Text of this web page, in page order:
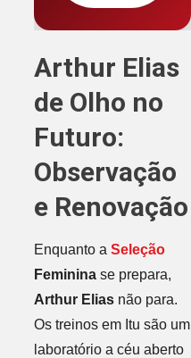
Arthur Elias
de Olho no
Futuro:
Observação
e Renovação
Enquanto a Seleção
Femininase prepara,
Arthur Eliasnão para.
Os treinos em Itu são um
laboratório a céu aberto